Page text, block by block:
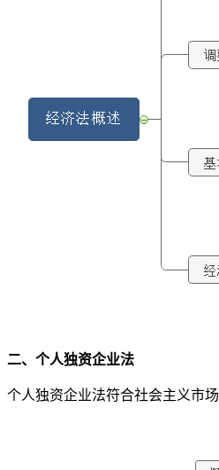
二、个人独资企业法
个人独资企业法符合社会主义市